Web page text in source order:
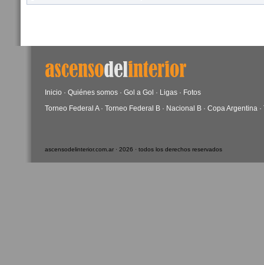
Inicio · Quiénes somos · Gol a Gol · Ligas · Fotos
Torneo Federal A· Torneo Federal B · Nacional B · Copa Argentina ·
ascensodelinterior.com.ar · 2026 · todos los derechos reservados